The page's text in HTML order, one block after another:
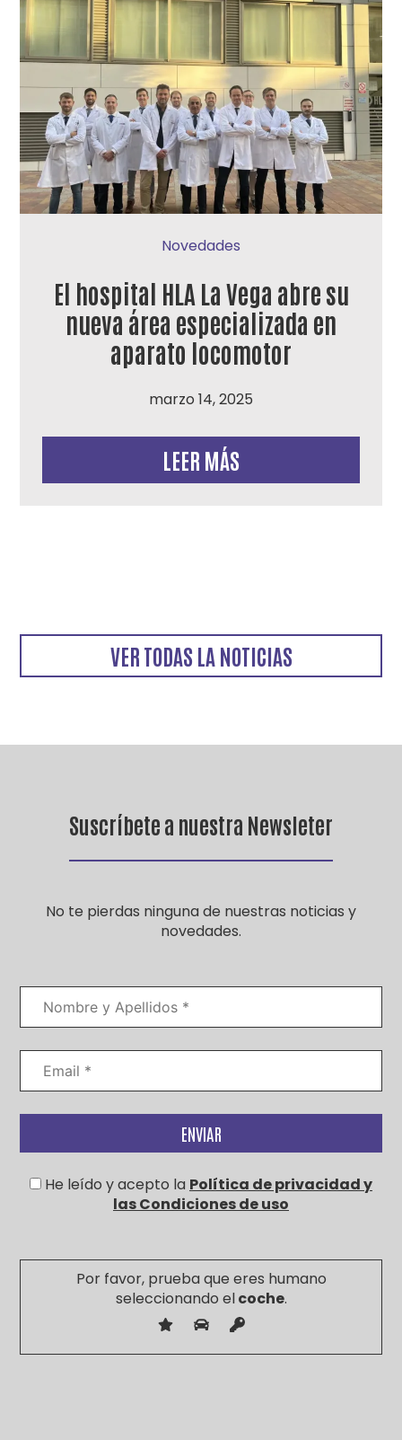
Novedades
El hospital HLA La Vega abre su
nueva área especializada en
aparato locomotor
marzo 14, 2025
LEER MÁS
VER TODAS LA NOTICIAS
Suscríbete a nuestra Newsleter
No te pierdas ninguna de nuestras noticias y
novedades.
He leído y acepto la Política de privacidad y
las Condiciones de uso
Por favor, prueba que eres humano
seleccionando elcoche.